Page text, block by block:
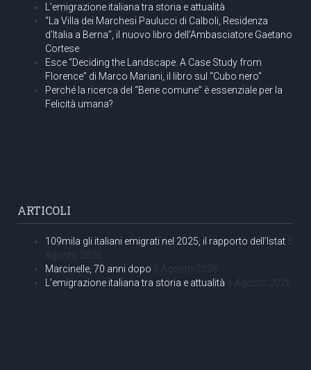
L’emigrazione italiana tra storia e attualità
“La Villa dei Marchesi Paulucci di Calboli, Residenza
d’Italia a Berna”, il nuovo libro dell’Ambasciatore Gaetano
Cortese
Esce “Deciding the Landscape. A Case Study from
Florence” di Marco Mariani, il libro sul “Cubo nero”
Perché la ricerca del “Bene comune” è essenziale per la
Felicità umana?
ARTICOLI
109mila gli italiani emigrati nel 2025, il rapporto dell’Istat 5
Agosto 2026
Marcinelle, 70 anni dopo 5 Agosto 2026
L’emigrazione italiana tra storia e attualità 1 Agosto 2026